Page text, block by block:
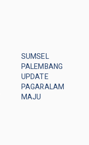
SUMSEL
PALEMBANG
UPDATE
PAGARALAM
MAJU